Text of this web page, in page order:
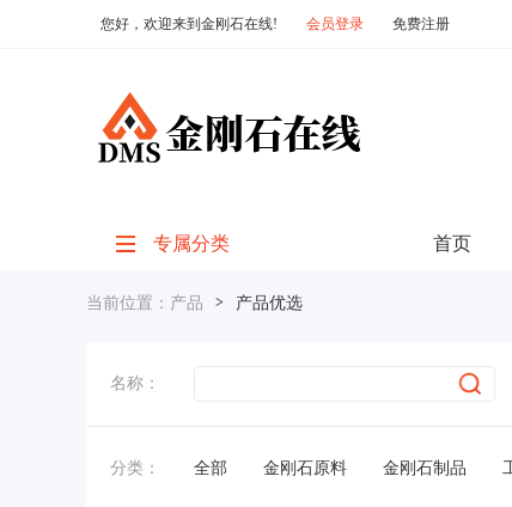
您好，欢迎来到金刚石在线! 会员登录 免费注册
专属分类 首页
当前位置： 产品 > 产品优选
名称：
分类： 全部 金刚石原料 金刚石制品